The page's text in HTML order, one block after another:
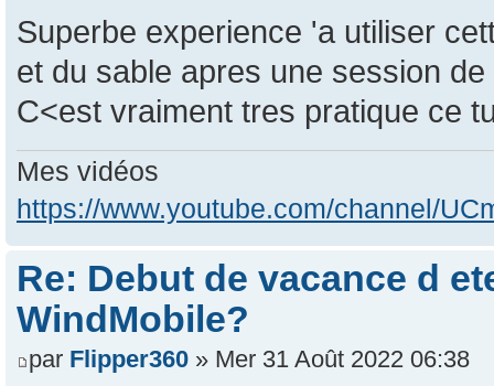
Superbe experience 'a utiliser
et du sable apres une session
C<est vraiment tres pratique ce
Mes vidéos
https://www.youtube.com/channel/
Re: Debut de vacance d
WindMobile?
par Flipper360 » Mer 31 Août 2022 06:38